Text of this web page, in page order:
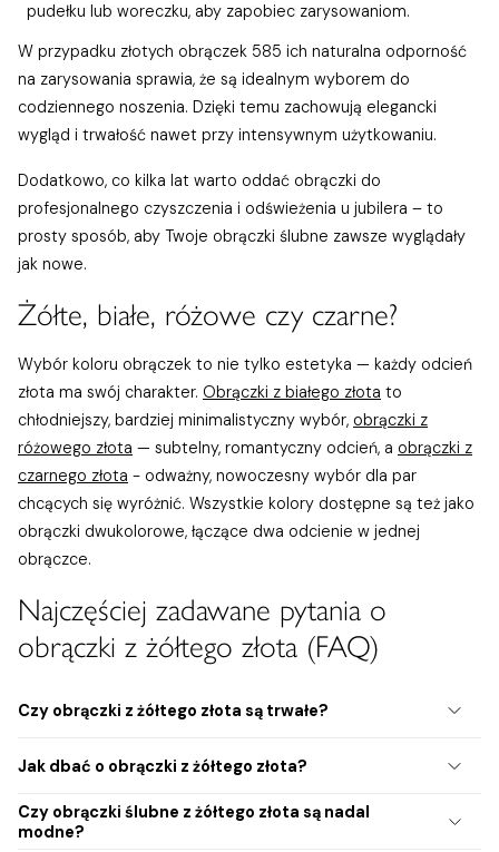
pudełku lub woreczku, aby zapobiec zarysowaniom.
W przypadku złotych obrączek 585 ich naturalna odporność
na zarysowania sprawia, że są idealnym wyborem do
codziennego noszenia. Dzięki temu zachowują elegancki
wygląd i trwałość nawet przy intensywnym użytkowaniu.
Dodatkowo, co kilka lat warto oddać obrączki do
profesjonalnego czyszczenia i odświeżenia u jubilera – to
prosty sposób, aby Twoje obrączki ślubne zawsze wyglądały
jak nowe.
Żółte, białe, różowe czy czarne?
Wybór koloru obrączek to nie tylko estetyka — każdy odcień
złota ma swój charakter. Obrączki z białego złota to
chłodniejszy, bardziej minimalistyczny wybór, obrączki z
różowego złota — subtelny, romantyczny odcień, a obrączki z
czarnego złota - odważny, nowoczesny wybór dla par
chcących się wyróżnić. Wszystkie kolory dostępne są też jako
obrączki dwukolorowe, łączące dwa odcienie w jednej
obrączce.
Najczęściej zadawane pytania o
obrączki z żółtego złota (FAQ)
Czy obrączki z żółtego złota są trwałe?
Tak. Obrączki ślubne z żółtego złota, szczególnie w próbie 585
(14K), są bardzo trwałe i odporne na codzienne zużycie. Próba
ale wymaga nieco większej ostrożności w codziennym
użytkowaniu. Wybór odpowiedniej próby pozwala cieszyć się
Jak dbać o obrączki z żółtego złota?
Pielęgnacja złotych obrączek ślubnych jest prosta. Regularne
czyszczenie miękką ściereczką, unikanie chemikaliów oraz
Czy obrączki ślubne z żółtego złota są nadal
modne?